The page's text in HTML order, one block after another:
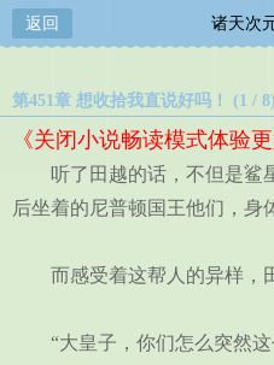
返回 诸天次
第451章 想收拾我直说好吗！ (1 / 8)
《关闭小说畅读模式体验更
听了田越的话，不但是鲨
后坐着的尼普顿国王他们，身
而感受着这帮人的异样，田
“大皇子，你们怎么突然这